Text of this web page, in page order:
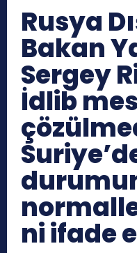
Rusya
Bakan
Sergey
İdlib
ni ifade